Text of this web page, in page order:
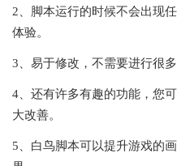
2、脚本运行的时候不会出现
体验。
3、易于修改，不需要进行很
4、还有许多有趣的功能，您
大改善。
5、白鸟脚本可以提升游戏的